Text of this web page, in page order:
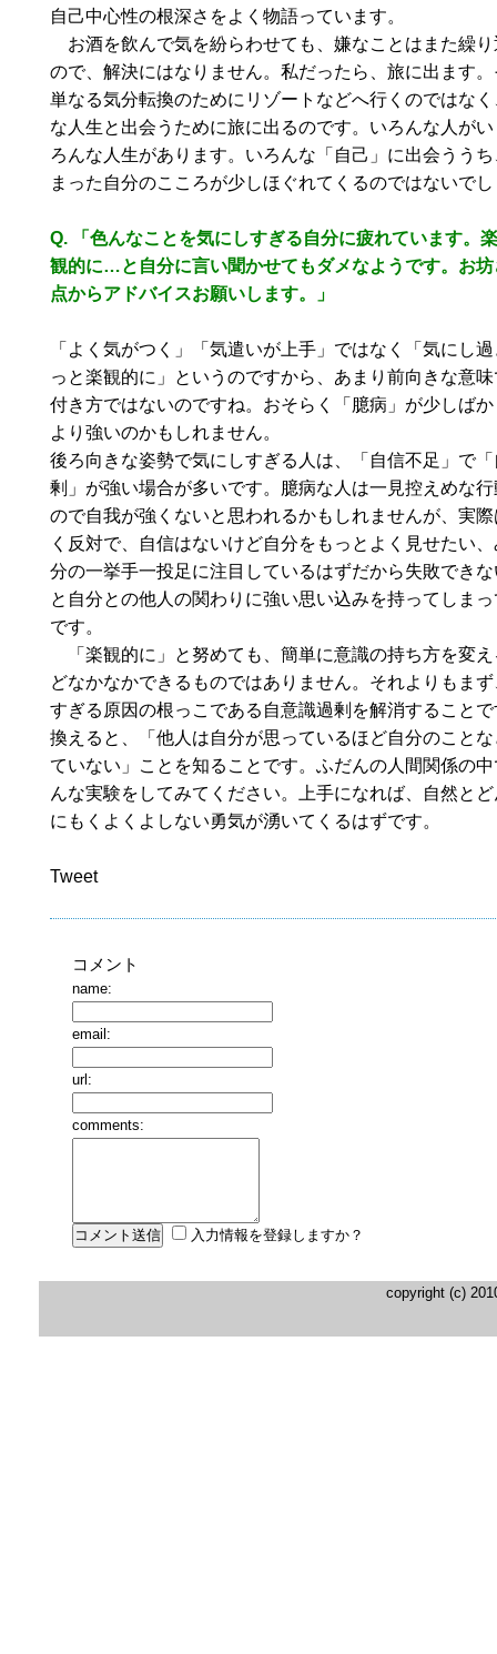
自己中心性の根深さをよく物語っています。
お酒を飲んで気を紛らわせても、嫌なことはまた繰
ので、解決にはなりません。私だったら、旅に出ます
単なる気分転換のためにリゾートなどへ行くのではな
な人生と出会うために旅に出るのです。いろんな人が
ろんな人生があります。いろんな「自己」に出会うう
まった自分のこころが少しほぐれてくるのではないで
Q. 「色んなことを気にしすぎる自分に疲れています。
観的に…と自分に言い聞かせてもダメなようです。お
点からアドバイスお願いします。」
「よく気がつく」「気遣いが上手」ではなく「気にし
っと楽観的に」というのですから、あまり前向きな意
付き方ではないのですね。おそらく「臆病」が少しば
より強いのかもしれません。
後ろ向きな姿勢で気にしすぎる人は、「自信不足」で
剰」が強い場合が多いです。臆病な人は一見控えめな
ので自我が強くないと思われるかもしれませんが、実
く反対で、自信はないけど自分をもっとよく見せたい
分の一挙手一投足に注目しているはずだから失敗でき
と自分との他人の関わりに強い思い込みを持ってしま
です。
「楽観的に」と努めても、簡単に意識の持ち方を変
どなかなかできるものではありません。それよりもま
すぎる原因の根っこである自意識過剰を解消すること
換えると、「他人は自分が思っているほど自分のこと
ていない」ことを知ることです。ふだんの人間関係の
んな実験をしてみてください。上手になれば、自然と
にもくよくよしない勇気が湧いてくるはずです。
Tweet
コメント
name:
email:
url:
comments:
入力情報を登録しますか？
copyright (c)